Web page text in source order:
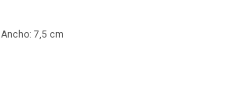
7,5 cm